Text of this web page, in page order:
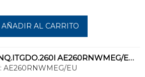
AÑADIR AL CARRITO
U.TNQ.ITGDO.260l AE260RNWMEG/EU GPO.HDCO.MONO P/SISTEMAS EHS MONO Hta 16,0kW
AE260RNWMEG/EU